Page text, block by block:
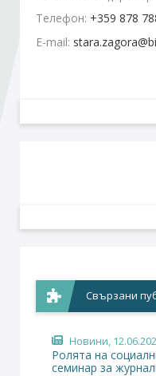
Стани член
Телефон: +359 878
E-mail:
Свързани
Новини ,
Ролята на
семинар за